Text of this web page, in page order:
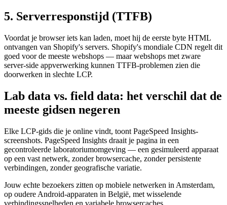
5. Serverresponstijd (TTFB)
Voordat je browser iets kan laden, moet hij de eerste byte HTML
ontvangen van Shopify's servers. Shopify's mondiale CDN regelt dit
goed voor de meeste webshops — maar webshops met zware
server-side appverwerking kunnen TTFB-problemen zien die
doorwerken in slechte LCP.
Lab data vs. field data: het verschil dat de
meeste gidsen negeren
Elke LCP-gids die je online vindt, toont PageSpeed Insights-
screenshots. PageSpeed Insights draait je pagina in een
gecontroleerde laboratoriumomgeving — een gesimuleerd apparaat
op een vast netwerk, zonder browsercache, zonder persistente
verbindingen, zonder geografische variatie.
Jouw echte bezoekers zitten op mobiele netwerken in Amsterdam,
op oudere Android-apparaten in België, met wisselende
verbindingssnelheden en variabele browsercaches.